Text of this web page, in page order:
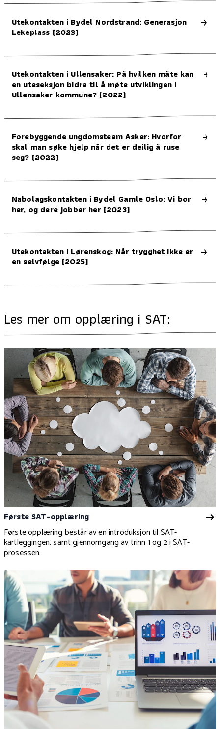
Utekontakten i Bydel Nordstrand: Generasjon
Lekeplass (2023)
Utekontakten i Ullensaker: På hvilken måte kan
en uteseksjon bidra til å møte utviklingen i
Ullensaker kommune? (2022)
Forebyggende ungdomsteam Asker: Hvorfor
skal man søke hjelp når det er deilig å ruse
seg? (2022)
Nabolagskontakten i Bydel Gamle Oslo: Vi bor
her, og dere jobber her (2023)
Utekontakten i Lørenskog: Når trygghet ikke er
en selvfølge (2025)
Les mer om opplæring i SAT:
Første SAT-opplæring
Første opplæring består av en introduksjon til SAT-
kartleggingen, samt gjennomgang av trinn 1 og 2 i SAT-
prosessen.